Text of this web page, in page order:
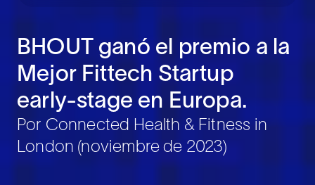
BHOUT ganó el premio a la
Mejor Fittech Startup
early-stage en Europa.
Por Connected Health & Fitness in
London (noviembre de 2023)